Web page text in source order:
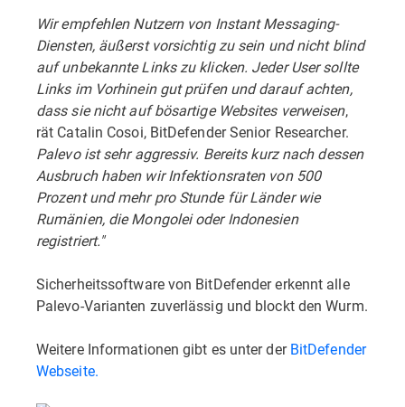
Wir empfehlen Nutzern von Instant Messaging-
Diensten, äußerst vorsichtig zu sein und nicht blind
auf unbekannte Links zu klicken. Jeder User sollte
Links im Vorhinein gut prüfen und darauf achten,
dass sie nicht auf bösartige Websites verweisen,
rät Catalin Cosoi, BitDefender Senior Researcher.
Palevo ist sehr aggressiv. Bereits kurz nach dessen
Ausbruch haben wir Infektionsraten von 500
Prozent und mehr pro Stunde für Länder wie
Rumänien, die Mongolei oder Indonesien
registriert."
Sicherheitssoftware von BitDefender erkennt alle
Palevo-Varianten zuverlässig und blockt den Wurm.
Weitere Informationen gibt es unter derBitDefender
Webseite.